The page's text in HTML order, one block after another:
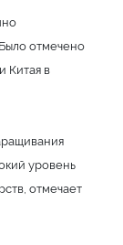
отмечено
Китая в
уровень
отмечает